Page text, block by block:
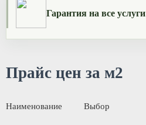
Гарантия на все услуги
Прайс цен за м2
Наименование Выбор